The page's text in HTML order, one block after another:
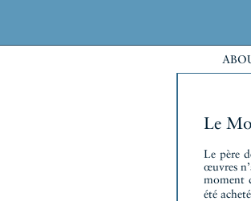
Le
Le père
œuvres
moment
été